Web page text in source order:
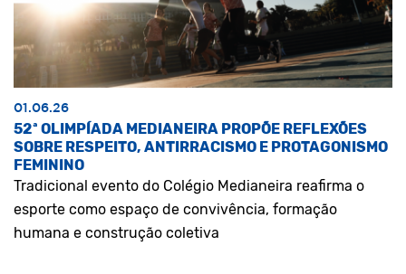
01.06.26
52ª OLIMPÍADA MEDIANEIRA PROPÕE REFLEXÕES
SOBRE RESPEITO, ANTIRRACISMO E PROTAGONISMO
FEMININO
Tradicional evento do Colégio Medianeira reafirma o
esporte como espaço de convivência, formação
humana e construção coletiva